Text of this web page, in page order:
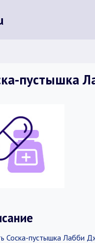
пустышка
Соска-пустышка Лабби